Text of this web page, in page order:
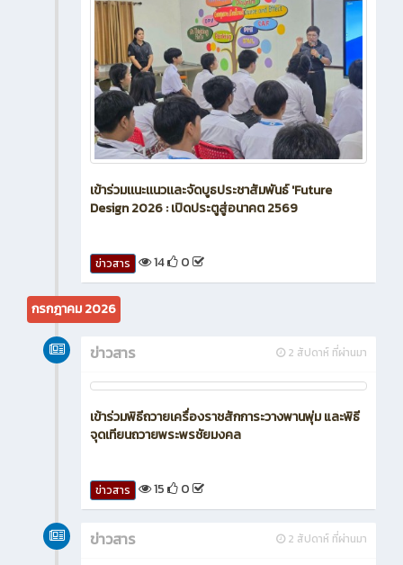
เข้าร่วมเเนะเเนวเเละจัดบูธประชาสัมพันธ์ 'Future
Design 2026 : เปิดประตูสู่อนาคต 2569
ข่าวสาร 14 0
กรกฎาคม 2026
2 สัปดาห์ ที่ผ่านมา
ข่าวสาร
เข้าร่วมพิธีถวายเครื่องราชสักการะวางพานพุ่ม และพิธี
จุดเทียนถวายพระพรชัยมงคล
ข่าวสาร 15 0
2 สัปดาห์ ที่ผ่านมา
ข่าวสาร